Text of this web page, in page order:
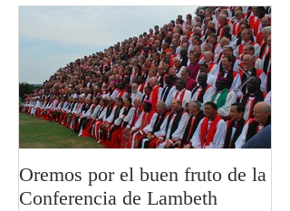
Oremos por el buen fruto de la
Conferencia de Lambeth